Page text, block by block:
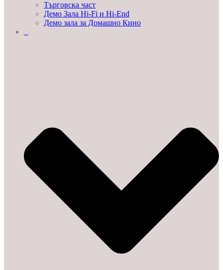
Търговска част
Демо Зала Hi-Fi и Hi-End
Демо зала за Домашно Кино